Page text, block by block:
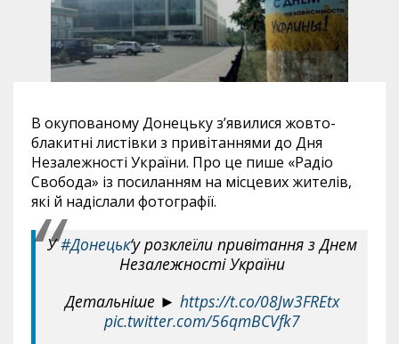
В окупованому Донецьку з’явилися жовто-
блакитні листівки з привітаннями до Дня
Незалежності України. Про це пише «Радіо
Свобода» із посиланням на місцевих жителів,
які й надіслали фотографії.
У#Донецьк‘у розклеїли привітання з Днем
Незалежності України
Детальніше ► https://t.co/08Jw3FREtx
pic.twitter.com/56qmBCVfk7